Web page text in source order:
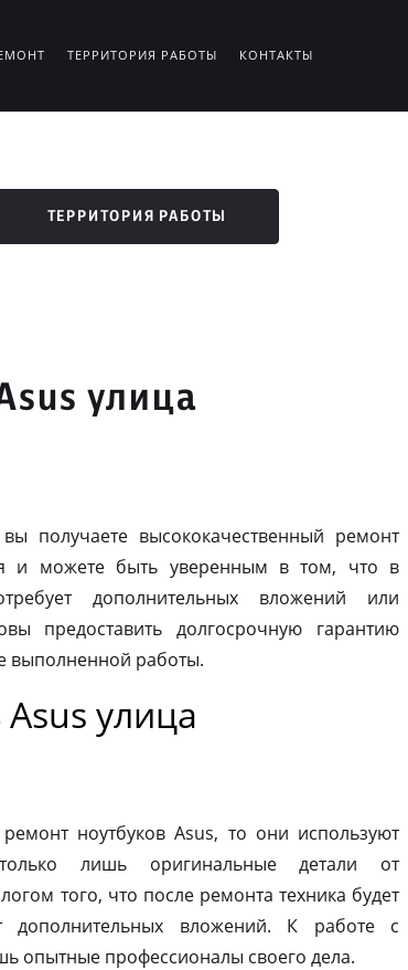
ТЕРРИТОРИЯ РАБОТЫ КОНТАКТЫ
ТЕРРИТОРИЯ РАБОТЫ
улица
получаете высококачественный ремонт
и можете быть уверенным в том, что в
дополнительных вложений или
предоставить долгосрочную гарантию
выполненной работы.
улица
ноутбуков Asus, то они используют
лишь оригинальные детали от
того, что после ремонта техника будет
дополнительных вложений. К работе с
опытные профессионалы своего дела.